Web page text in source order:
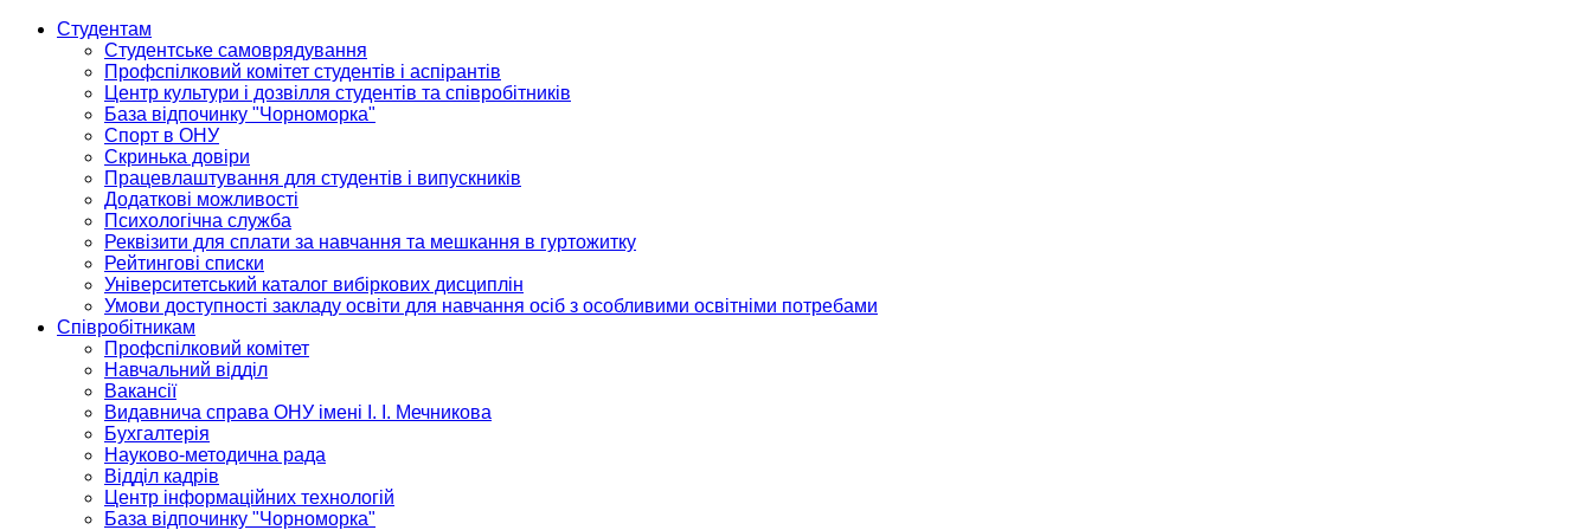
Студентам
Студентське самоврядування
Профспілковий комітет студентів і аспірантів
Центр культури і дозвілля студентів та співробітників
База відпочинку "Чорноморка"
Спорт в ОНУ
Скринька довіри
Працевлаштування для студентів і випускників
Додаткові можливості
Психологічна служба
Реквізити для сплати за навчання та мешкання в гуртожитку
Рейтингові списки
Університетський каталог вибіркових дисциплін
Умови доступності закладу освіти для навчання осіб з особливими освітніми потребами
Співробітникам
Профспілковий комітет
Навчальний відділ
Вакансії
Видавнича справа ОНУ імені І. І. Мечникова
Бухгалтерія
Науково-методична рада
Відділ кадрів
Центр інформаційних технологій
База відпочинку "Чорноморка"